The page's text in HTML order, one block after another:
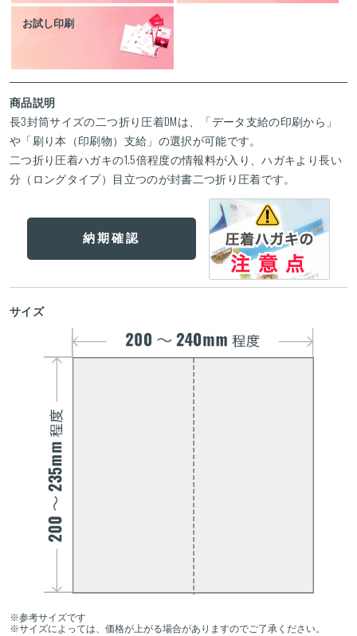
お試し印刷
商品説明
長3封筒サイズの二つ折り圧着DMは、「データ支給の印刷から」
や「刷り本（印刷物）支給」の選択が可能です。
二つ折り圧着ハガキの1.5倍程度の情報料が入り、ハガキより長い
分（ロングタイプ）目立つのが封書二つ折り圧着です。
納期確認
サイズ
※参考サイズです
※サイズによっては、価格が上がる場合がありますのでご了承ください。